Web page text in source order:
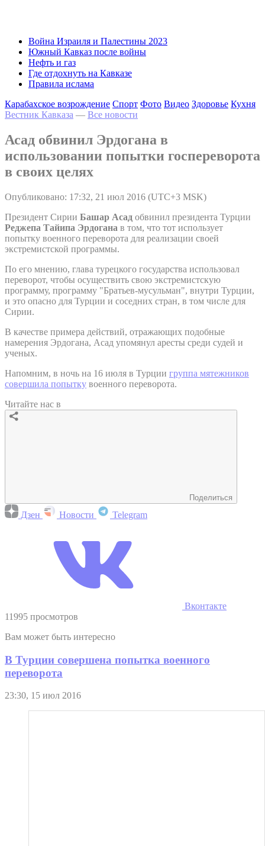
Война Израиля и Палестины 2023
Южный Кавказ после войны
Нефть и газ
Где отдохнуть на Кавказе
Правила ислама
Карабахское возрождение Спорт Фото Видео Здоровье Кухня
Вестник Кавказа — Все новости
Асад обвинил Эрдогана в
использовании попытки госпереворота
в своих целях
Опубликовано: 17:32, 21 июл 2016 (UTC+3 MSK)
Президент Сирии Башар Асад обвинил президента Турции
Реджепа Тайипа Эрдогана в том, что тот использует
попытку военного переворота для реализации своей
экстремистской программы.
По его мнению, глава турецкого государства использовал
переворот, чтобы осуществить свою экстремистскую
программу, программу "Братьев-мусульман", внутри Турции,
и это опасно для Турции и соседних стран, в том числе для
Сирии.
В качестве примера действий, отражающих подобные
намерения Эрдогана, Асад упомянул аресты среди судей и
ученых.
Напомним, в ночь на 16 июля в Турции группа мятежников
совершила попытку военного переворота.
Читайте нас в
Поделиться
Дзен Новости Telegram
Вконтакте
11995 просмотров
Вам может быть интересно
В Турции совершена попытка военного
переворота
23:30, 15 июл 2016